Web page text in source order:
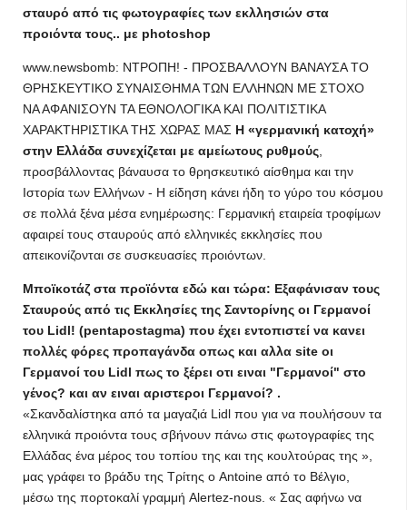
σταυρό από τις φωτογραφίες των εκλλησιών στα
προιόντα τους.. με photoshop
www.newsbomb: ΝΤΡΟΠΗ! - ΠΡΟΣΒΑΛΛΟΥΝ ΒΑΝΑΥΣΑ ΤΟ
ΘΡΗΣΚΕΥΤΙΚΟ ΣΥΝΑΙΣΘΗΜΑ ΤΩΝ ΕΛΛΗΝΩΝ ΜΕ ΣΤΟΧΟ
ΝΑ ΑΦΑΝΙΣΟΥΝ ΤΑ ΕΘΝΟΛΟΓΙΚΑ ΚΑΙ ΠΟΛΙΤΙΣΤΙΚΑ
ΧΑΡΑΚΤΗΡΙΣΤΙΚΑ ΤΗΣ ΧΩΡΑΣ ΜΑΣ Η «γερμανική κατοχή»
στην Ελλάδα συνεχίζεται με αμείωτους ρυθμούς
προσβάλλοντας βάναυσα το θρησκευτικό αίσθημα και την
Ιστορία των Ελλήνων - Η είδηση κάνει ήδη το γύρο του κόσμου
σε πολλά ξένα μέσα ενημέρωσης: Γερμανική εταιρεία τροφίμων
αφαιρεί τους σταυρούς από ελληνικές εκκλησίες που
απεικονίζονται σε συσκευασίες προιόντων.
Μποϊκοτάζ στα προϊόντα εδώ και τώρα: Εξαφάνισαν τους
Σταυρούς από τις Εκκλησίες της Σαντορίνης οι Γερμανοί
του Lidl! (pentapostagma) που έχει εντοπιστεί να κανει
πολλές φόρες προπαγάνδα οπως και αλλα site οι
Γερμανοί του Lidl πως το ξέρει οτι ειναι "Γερμανοί" στο
γένος? και αν ειναι αριστεροι Γερμανοί? .
«Σκανδαλίστηκα από τα μαγαζιά Lidl που για να πουλήσουν τα
ελληνικά προιόντα τους σβήνουν πάνω στις φωτογραφίες της
Ελλάδας ένα μέρος του τοπίου της και της κουλτούρας της »,
μας γράφει το βράδυ της Τρίτης ο Antoine από το Βέλγιο,
μέσω της πορτοκαλί γραμμή Alertez-nous. « Σας αφήνω να